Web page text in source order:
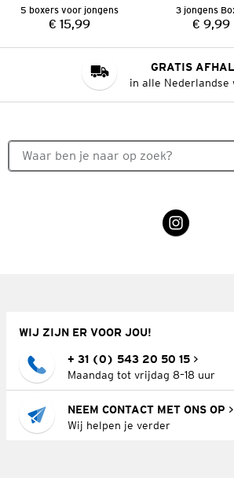
5 boxers voor jongens
Prijs:
€ 15,99
3 jongens
Prijs:
€ 9,99
GRATIS
in alle Nederlandse
WIJ ZIJN ER VOOR JOU!
+ 31 (0) 543 20 50 15
Maandag tot vrijdag 8–18 uur
NEEM CONTACT MET ONS OP
Wij helpen je verder